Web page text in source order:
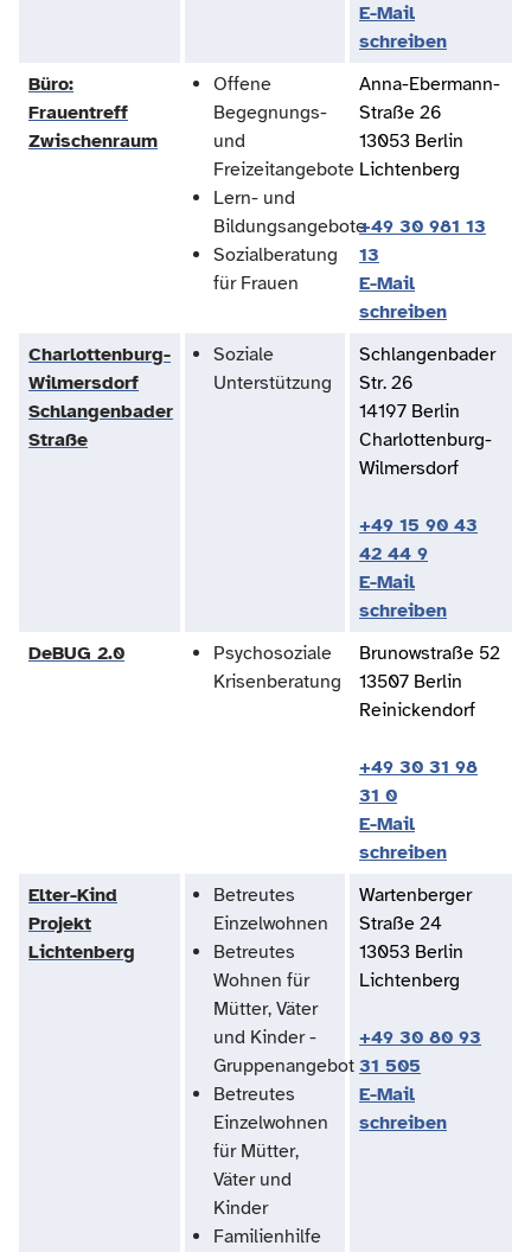
E-Mail
schreiben
Büro:
Frauentreff
Zwischenraum
Offene
Begegnungs-
und
Freizeitangebote
Lern- und
Bildungsangebote
Sozialberatung
für Frauen
Anna-Ebermann-
Straße 26
13053 Berlin
Lichtenberg
+49 30 981 13
13
E-Mail
schreiben
Charlottenburg-
Wilmersdorf
Schlangenbader
Straße
Soziale
Unterstützung
Schlangenbader
Str. 26
14197 Berlin
Charlottenburg-
Wilmersdorf
+49 15 90 43
42 44 9
E-Mail
schreiben
DeBUG 2.0
Psychosoziale
Krisenberatung
Brunowstraße 52
13507 Berlin
Reinickendorf
+49 30 31 98
31 0
E-Mail
schreiben
Elter-Kind
Projekt
Lichtenberg
Betreutes
Einzelwohnen
Betreutes
Wohnen für
Mütter, Väter
und Kinder -
Gruppenangebot
Betreutes
Einzelwohnen
für Mütter,
Väter und
Kinder
Familienhilfe
Wartenberger
Straße 24
13053 Berlin
Lichtenberg
+49 30 80 93
31 505
E-Mail
schreiben